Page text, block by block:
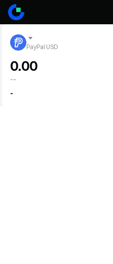
PayPal USD
0.00
--
-